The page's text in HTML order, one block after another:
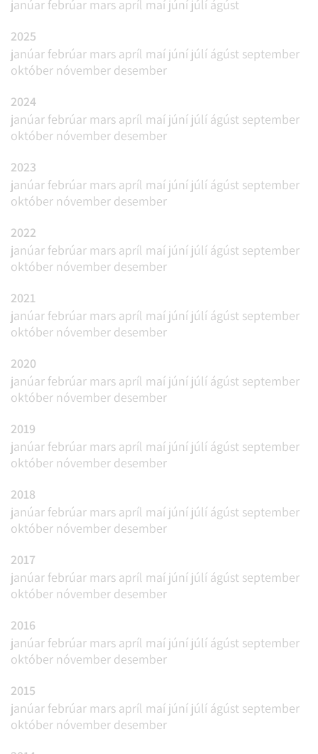
janúar febrúar mars apríl maí júní júlí ágúst
2025
janúar febrúar mars apríl maí júní júlí ágúst september
október nóvember desember
2024
janúar febrúar mars apríl maí júní júlí ágúst september
október nóvember desember
2023
janúar febrúar mars apríl maí júní júlí ágúst september
október nóvember desember
2022
janúar febrúar mars apríl maí júní júlí ágúst september
október nóvember desember
2021
janúar febrúar mars apríl maí júní júlí ágúst september
október nóvember desember
2020
janúar febrúar mars apríl maí júní júlí ágúst september
október nóvember desember
2019
janúar febrúar mars apríl maí júní júlí ágúst september
október nóvember desember
2018
janúar febrúar mars apríl maí júní júlí ágúst september
október nóvember desember
2017
janúar febrúar mars apríl maí júní júlí ágúst september
október nóvember desember
2016
janúar febrúar mars apríl maí júní júlí ágúst september
október nóvember desember
2015
janúar febrúar mars apríl maí júní júlí ágúst september
október nóvember desember